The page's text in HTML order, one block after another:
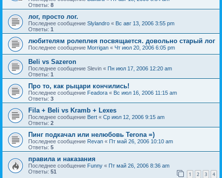
Ответы: 8
лог, просто лог.
Последнее сообщение Slylandro « Вс авг 13, 2006 3:55 pm
Ответы: 1
любителям ролеплея посвящается. довольно старый лог
Последнее сообщение Morrigan « Чт июл 20, 2006 6:05 pm
Beli vs Sazeron
Последнее сообщение Slevin « Пн июл 17, 2006 12:20 am
Ответы: 1
Про то, как рыцари кончились!
Последнее сообщение Feadora « Вс июл 16, 2006 11:15 am
Ответы: 3
Fila + Beli vs Kramb + Lexes
Последнее сообщение Bert « Ср июл 12, 2006 9:15 am
Ответы: 2
Пинг подкачал или нелюбовь Terona =)
Последнее сообщение Revan « Пт май 26, 2006 10:10 am
Ответы: 5
правила и наказания
Последнее сообщение Funny « Пт май 26, 2006 8:36 am
Ответы: 51 1 2 3 4